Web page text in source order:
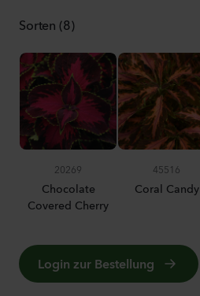
Sorten (8)
20269
Chocolate
Covered Cherry
45516
Coral Candy
Login zur Bestellung